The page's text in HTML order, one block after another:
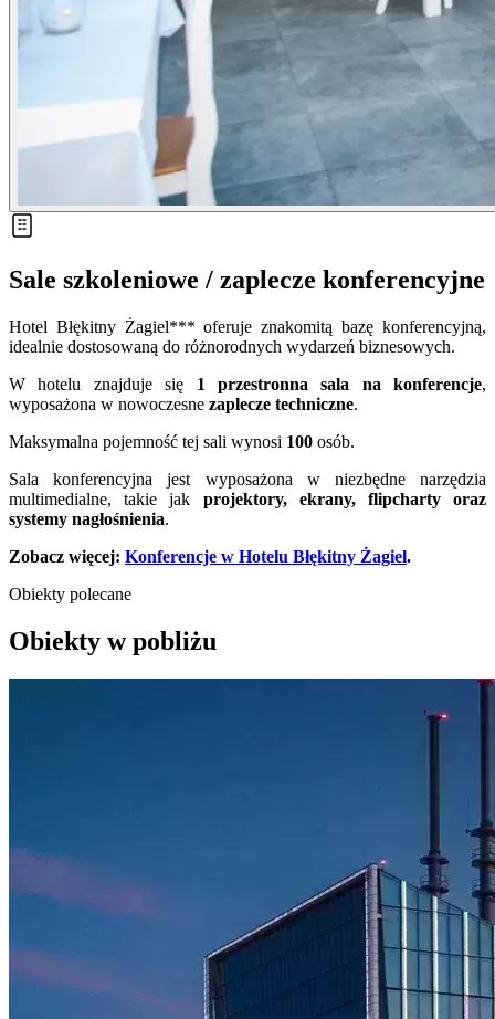
Sale szkoleniowe / zaplecze konferencyjne
Hotel Błękitny Żagiel*** oferuje znakomitą bazę konferencyjną,
idealnie dostosowaną do różnorodnych wydarzeń biznesowych.
W hotelu znajduje się 1 przestronna sala na konferencje,
wyposażona w nowoczesne zaplecze techniczne.
Maksymalna pojemność tej sali wynosi 100 osób.
Sala konferencyjna jest wyposażona w niezbędne narzędzia
multimedialne, takie jak projektory, ekrany, flipcharty oraz
systemy nagłośnienia.
Zobacz więcej: Konferencje w Hotelu Błękitny Żagiel.
Obiekty polecane
Obiekty w pobliżu